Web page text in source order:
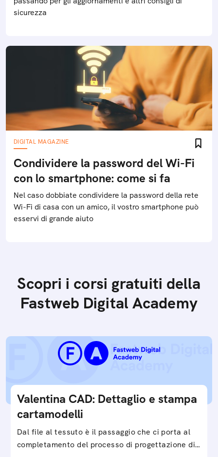
sicurezza
DIGITAL MAGAZINE
Condividere la password del Wi-Fi
con lo smartphone: come si fa
Nel caso dobbiate condividere la password della rete
Wi-Fi di casa con un amico, il vostro smartphone può
esservi di grande aiuto
Scopri i corsi gratuiti della
Fastweb Digital Academy
Valentina CAD: Dettaglio e stampa
cartamodelli
Dal file al tessuto è il passaggio che ci porta al
completamento del processo di progettazione di